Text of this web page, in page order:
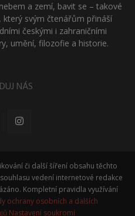
a zemí, bavit se – takové
svým čtenářům přináší
českými i zahraničními
umění, filozofie a historie.
NÁS
či další šíření obsahu těchto
vedení internetové redakce
Kompletní pravidla využívání
ochrany osobních a dalších
Nastavení soukromí